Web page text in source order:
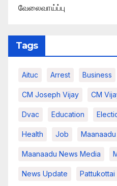
வேலைவாய்ப்பு
Tags
Aituc Arrest Business
CM Joseph Vijay CM
Dvac Education
Health Job
Maanaadu News Media
News Update Pattukottai